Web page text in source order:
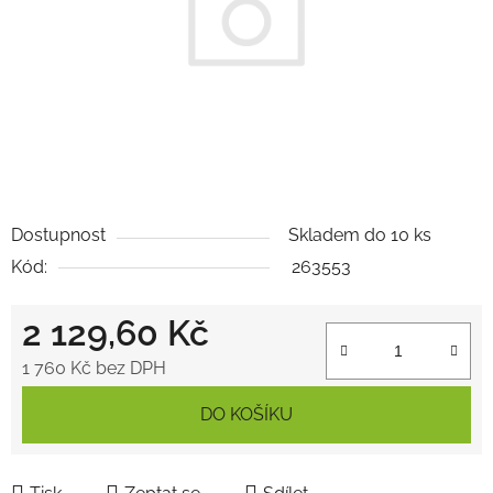
Dostupnost
Skladem do 10 ks
Kód:
263553
2 129,60 Kč
1 760 Kč bez DPH
DO KOŠÍKU